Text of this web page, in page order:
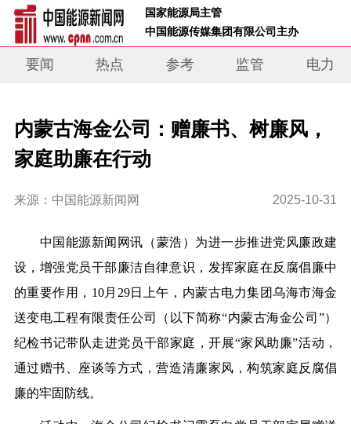
国家能源局主管
中国能源传媒集团有限公司主办
要闻 热点 参考 监管 电力
内蒙古海金公司：赠廉书、树廉风，
家庭助廉在行动
来源：中国能源新闻网 2025-10-31
中国能源新闻网讯 （蒙浩） 为进一步推进党风廉政建
设，增强党员干部廉洁自律意识，发挥家庭在反腐倡廉中
的重要作用，10月29日上午 ，内蒙古电力集团乌海市海金
送变电工程有限责任公司（以下简称“内蒙古海金公司”）
纪检书记带队走进党员干部家庭，开展“家风助廉”活动，
通过赠书、座谈等方式，营造清廉家风，构筑家庭反腐倡
廉的牢固防线。